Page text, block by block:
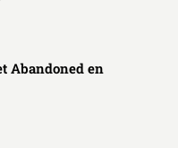
Abandoned en